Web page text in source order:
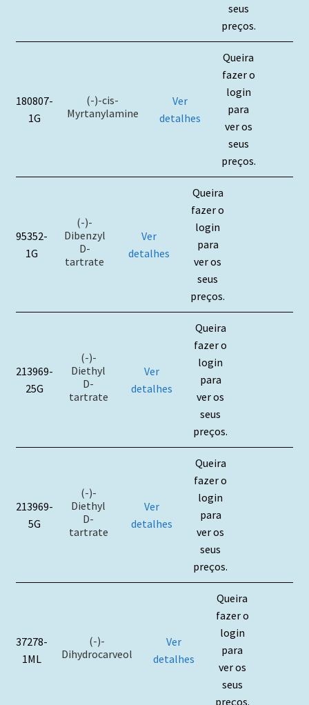
seus
preços.
180807-
1G
(-)-cis-
Myrtanylamine
Ver
detalhes
Queira
fazer o
login
para
ver os
seus
preços.
95352-
1G
(-)-
Dibenzyl
D-
tartrate
Ver
detalhes
Queira
fazer o
login
para
ver os
seus
preços.
213969-
25G
(-)-
Diethyl
D-
tartrate
Ver
detalhes
Queira
fazer o
login
para
ver os
seus
preços.
213969-
5G
(-)-
Diethyl
D-
tartrate
Ver
detalhes
Queira
fazer o
login
para
ver os
seus
preços.
37278-
1ML
(-)-
Dihydrocarveol
Ver
detalhes
Queira
fazer o
login
para
ver os
seus
preços.